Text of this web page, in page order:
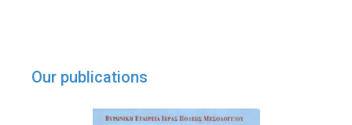
Our publications